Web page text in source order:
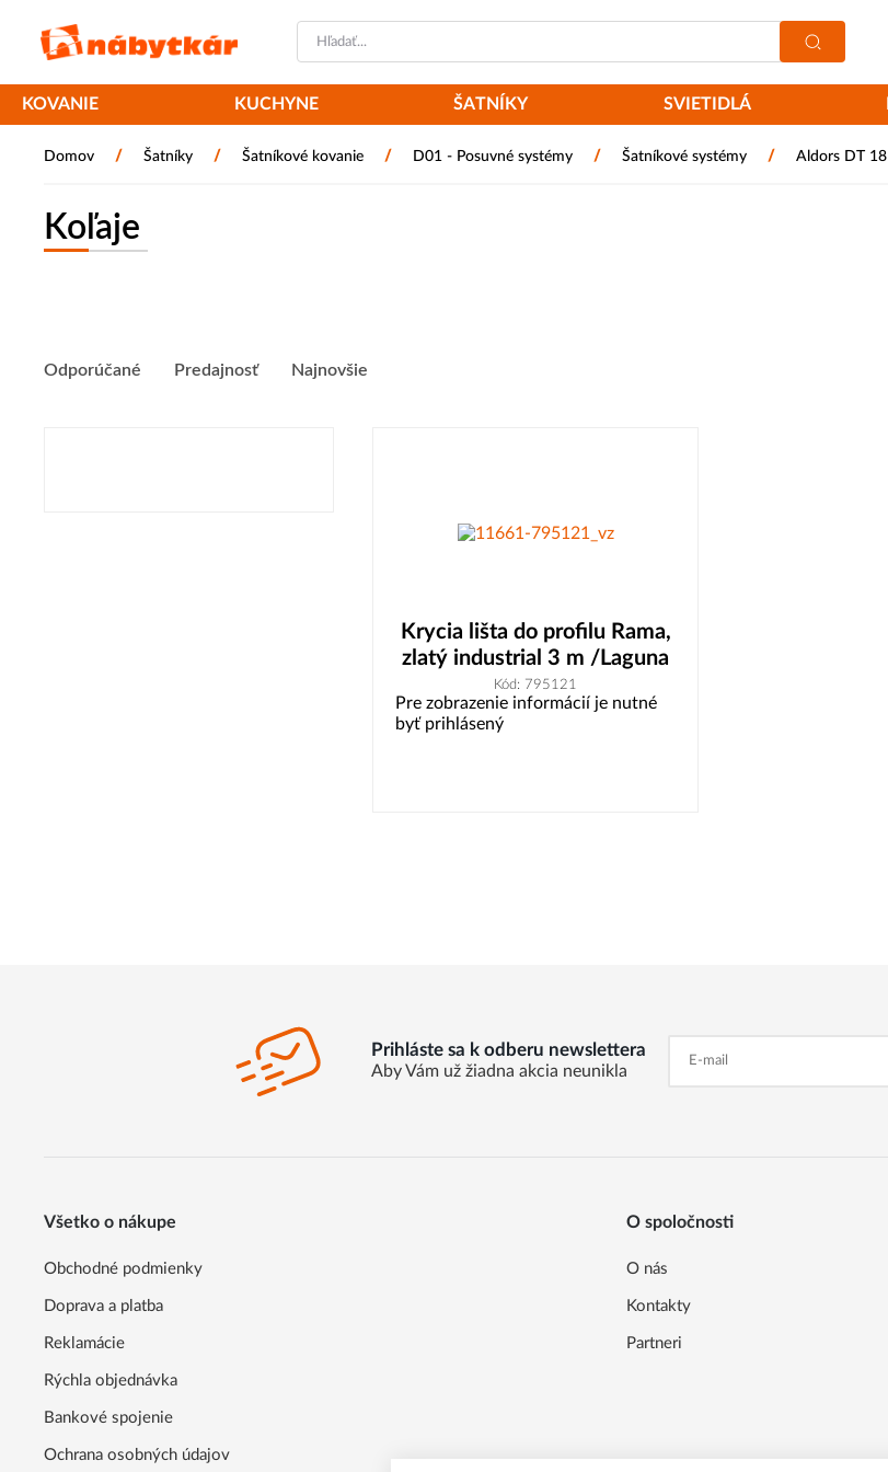
KOVANIE KUCHYNE ŠATNÍKY SVIETIDLÁ
Domov / Šatníky / Šatníkové kovanie / D01 - Posuvné systémy / Šatníkové systémy / Aldors DT 18
Koľaje
Odporúčané Predajnosť Najnovšie
Krycia lišta do profilu Rama,
zlatý industrial 3 m /Laguna
Kód: 795121
Pre zobrazenie informácií je nutné
byť prihlásený
Prihláste sa k odberu newslettera
Aby Vám už žiadna akcia neunikla
Všetko o nákupe
Obchodné podmienky
Doprava a platba
Reklamácie
Rýchla objednávka
Bankové spojenie
Ochrana osobných údajov
O spoločnosti
O nás
Kontakty
Partneri